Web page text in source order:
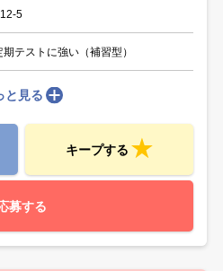
5
テストに強い（補習型）
と見る
キープする
募する